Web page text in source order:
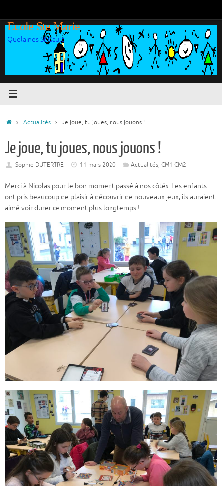
contenu
Ecole Ste Marie
Quelaines St Gault
Accueil
Actualités Je joue, tu joues, nous jouons !
Je joue, tu joues, nous jouons !
Sophie DUTERTRE 11 mars 2020 Actualités, CM1-CM2
Merci à Nicolas pour le bon moment passé à nos côtés. Les enfants
ont pris beaucoup de plaisir à découvrir de nouveaux jeux, ils auraient
aimé voir durer ce moment plus longtemps !